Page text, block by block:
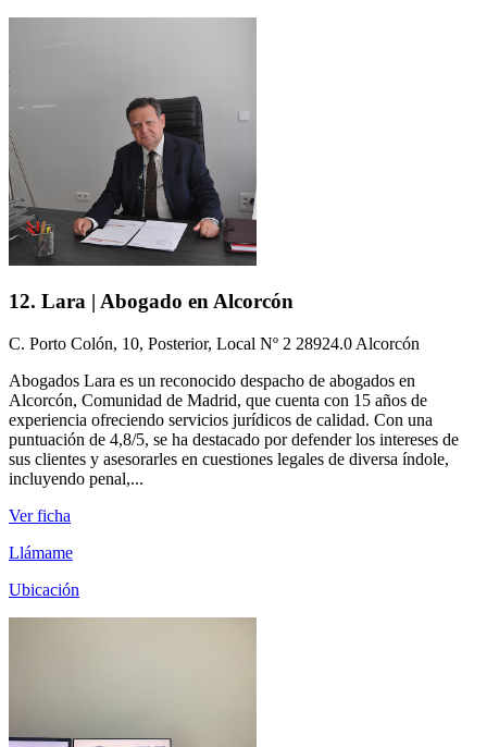
12. Lara | Abogado en Alcorcón
C. Porto Colón, 10, Posterior, Local Nº 2 28924.0 Alcorcón
Abogados Lara es un reconocido despacho de abogados en
Alcorcón, Comunidad de Madrid, que cuenta con 15 años de
experiencia ofreciendo servicios jurídicos de calidad. Con una
puntuación de 4,8/5, se ha destacado por defender los intereses de
sus clientes y asesorarles en cuestiones legales de diversa índole,
incluyendo penal,...
Ver ficha
Llámame
Ubicación